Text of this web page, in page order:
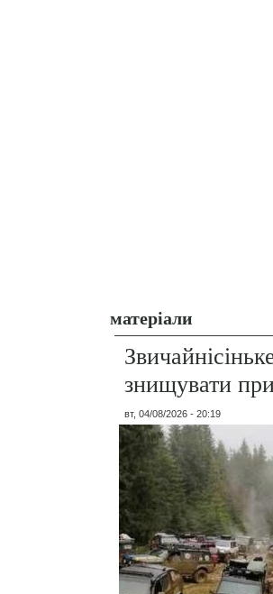
матеріали
знищувати
вт, 04/08/2026 - 20:19